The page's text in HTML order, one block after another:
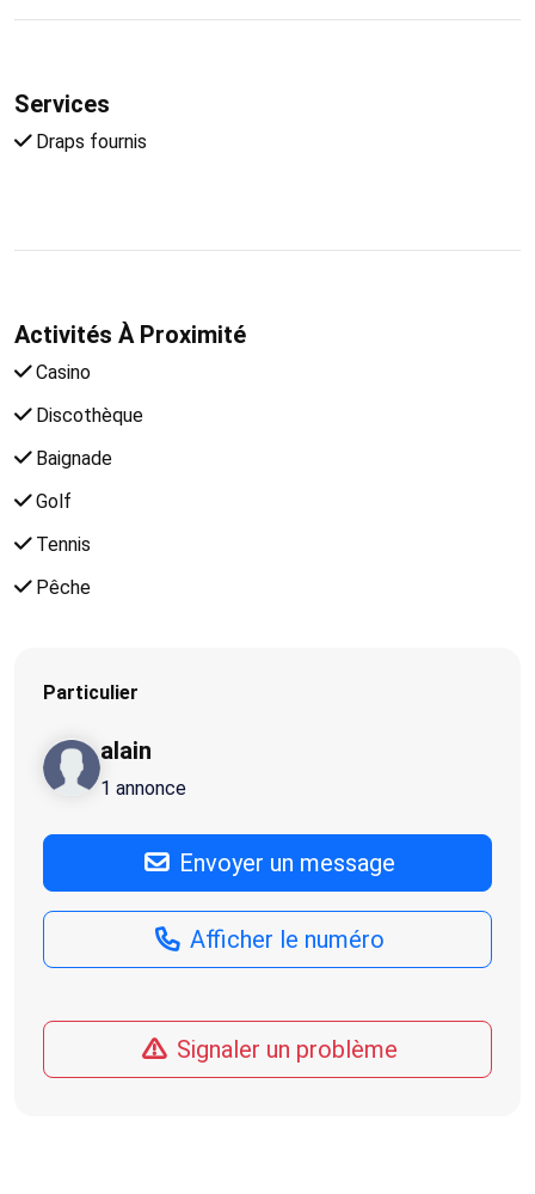
Services
Draps fournis
Activités À Proximité
Casino
Discothèque
Baignade
Golf
Tennis
Pêche
Particulier
alain
1 annonce
Envoyer un message
Afficher le numéro
Signaler un problème